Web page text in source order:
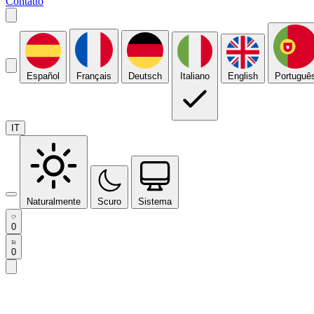
Español Français Deutsch Italiano English
IT
Naturalmente Scuro Sistema
0
0